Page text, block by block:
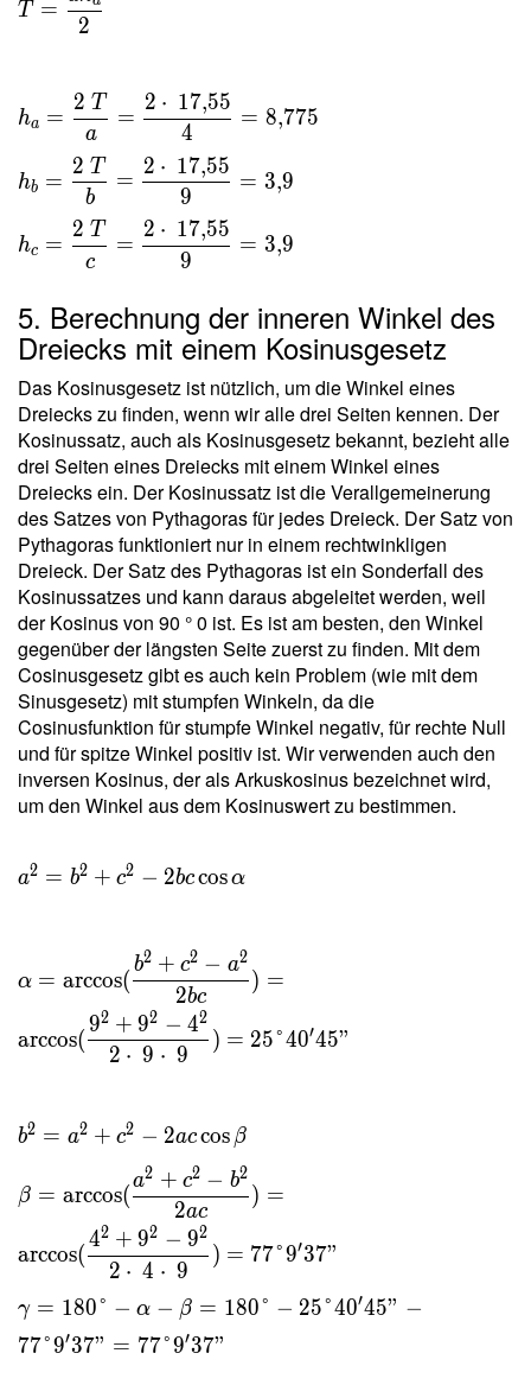
\sqrt{
308 } =
\dfrac{
\\ \ \\
h _a =
\dfrac{
2 \ T }
{ a } =
\dfrac{
2 \cdot
17{,}55
}{ 4 }
=
8{,}775
\ \\ h
_b =
\dfrac{
2 \ T }
{ b } =
\dfrac{
2 \cdot
\
17{,}55
}{ 9 }
= 3{,}9
\ \\ h
_c =
\dfrac{
2 \ T }
\dfrac{
}{ 9 }
= 3{,}9
T =
2
ha =
a
2 T
=
4
2 ⋅ 17,55
= 8,775
hb =
b
2 T
=
9
2 ⋅ 17,55
= 3,9
hc =
c
2 T
=
9
2 ⋅ 17,55
= 3,9
5. Berechnung der inneren Winkel des
Dreiecks mit einem Kosinusgesetz
Das Kosinusgesetz ist nützlich, um die Winkel eines
Dreiecks zu finden, wenn wir alle drei Seiten kennen. Der
Kosinussatz, auch als Kosinusgesetz bekannt, bezieht alle
drei Seiten eines Dreiecks mit einem Winkel eines
Dreiecks ein. Der Kosinussatz ist die Verallgemeinerung
des Satzes von Pythagoras für jedes Dreieck. Der Satz von
Pythagoras funktioniert nur in einem rechtwinkligen
Dreieck. Der Satz des Pythagoras ist ein Sonderfall des
Kosinussatzes und kann daraus abgeleitet werden, weil
der Kosinus von 90 ° 0 ist. Es ist am besten, den Winkel
gegenüber der längsten Seite zuerst zu finden. Mit dem
Cosinusgesetz gibt es auch kein Problem (wie mit dem
Sinusgesetz) mit stumpfen Winkeln, da die
Cosinusfunktion für stumpfe Winkel negativ, für rechte Null
und für spitze Winkel positiv ist. Wir verwenden auch den
inversen Kosinus, der als Arkuskosinus bezeichnet wird,
um den Winkel aus dem Kosinuswert zu bestimmen.
a2 = b2 + c2 − 2bccosα
α = arccos(
2bc
b2 + c2 − a2
) =
arccos(
2 ⋅ 9 ⋅ 9
92 + 92 − 42
) = 25°40′45"
b2 = a2 + c2 − 2accos β
β = arccos(
2ac
a2 + c2 − b2
) =
arccos(
2 ⋅ 4 ⋅ 9
42 + 92 − 92
) = 77°9′37"
γ = 180° − α − β = 180° − 25°40′45" −
77°9′37" = 77°9′37"